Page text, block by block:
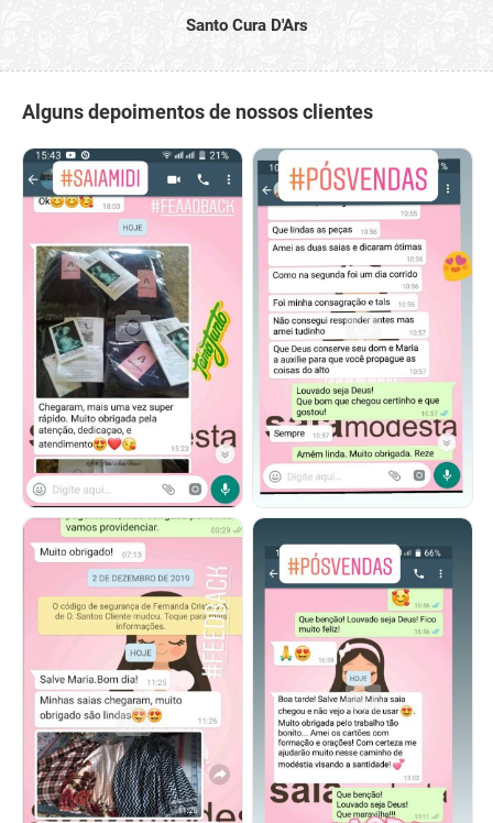
Santo Cura D'Ars
Alguns depoimentos de nossos clientes